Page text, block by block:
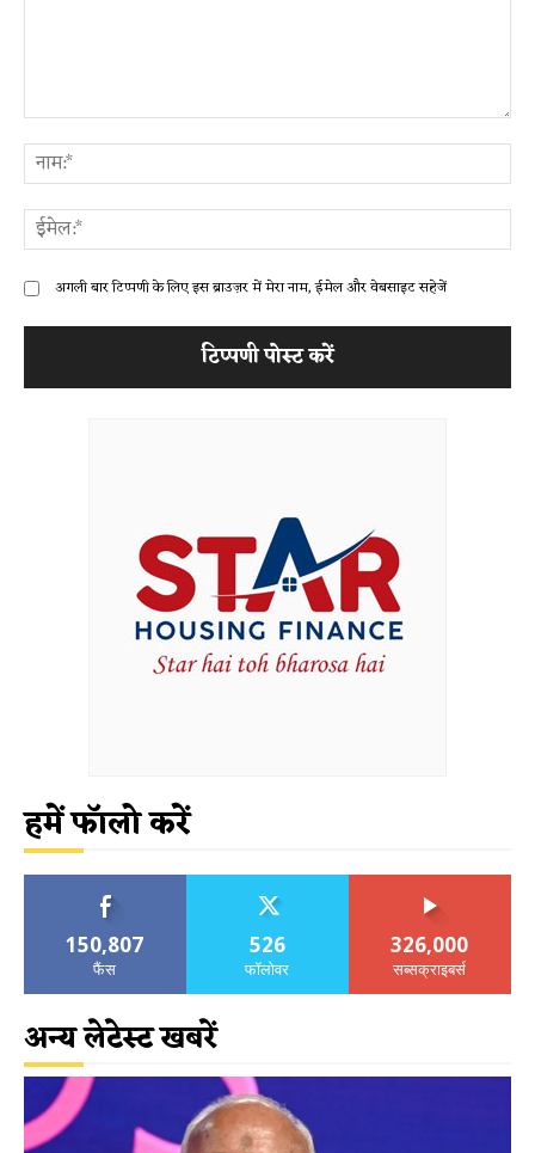
अगली बार टिप्पणी के लिए इस ब्राउज़र में मेरा नाम, ईमेल और वेबसाइट सहेजें
हमें फॉलो करें
150,807
फैंस
526
फॉलोवर
326,000
सब्सक्राइबर्स
अन्य लेटेस्ट खबरें